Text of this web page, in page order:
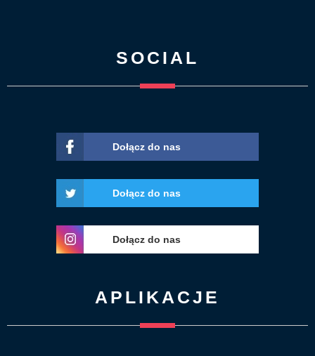
SOCIAL
Dołącz do nas
Dołącz do nas
Dołącz do nas
APLIKACJE